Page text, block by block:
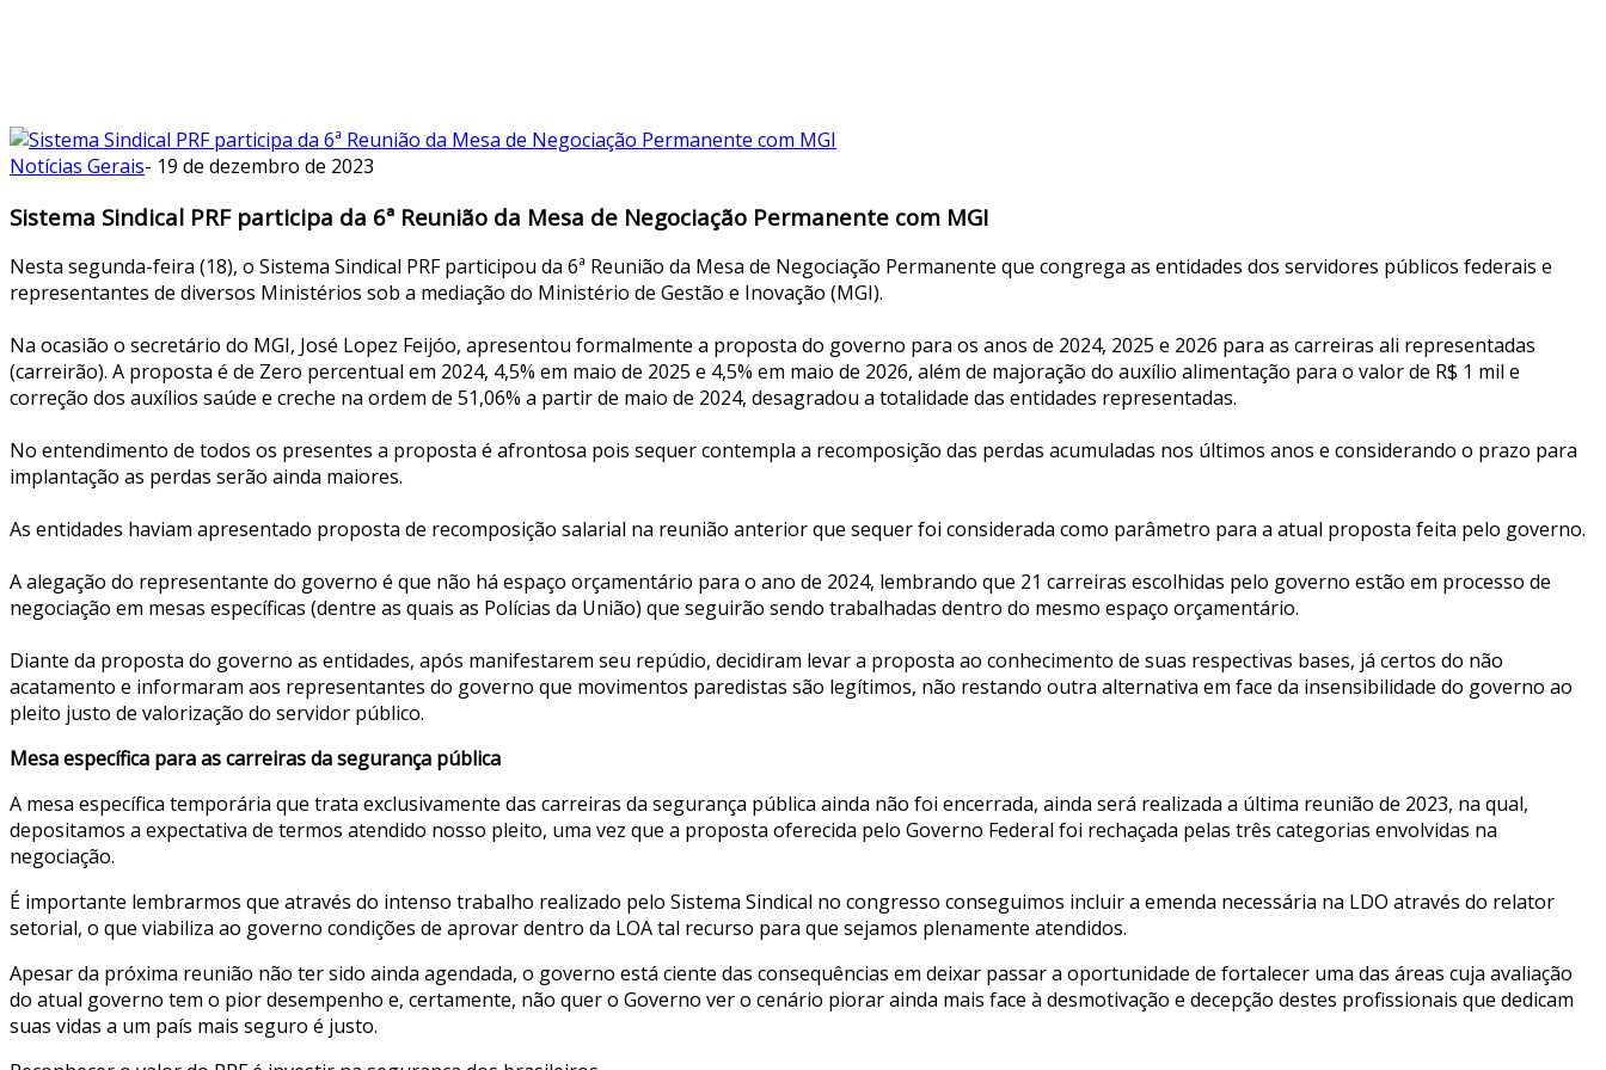
Notícias Gerais- 19 de dezembro de 2023
Sistema Sindical PRF participa da 6ª Reunião da Mesa de Negociação Permanente com MGI
Nesta segunda-feira (18), o Sistema Sindical PRF participou da 6ª Reunião da Mesa de Negociação Permanente que congrega as entidades dos servidores públicos federais e
representantes de diversos Ministérios sob a mediação do Ministério de Gestão e Inovação (MGI).
Na ocasião o secretário do MGI, José Lopez Feijóo, apresentou formalmente a proposta do governo para os anos de 2024, 2025 e 2026 para as carreiras ali representadas
(carreirão). A proposta é de Zero percentual em 2024, 4,5% em maio de 2025 e 4,5% em maio de 2026, além de majoração do auxílio alimentação para o valor de R$ 1 mil e
correção dos auxílios saúde e creche na ordem de 51,06% a partir de maio de 2024, desagradou a totalidade das entidades representadas.
No entendimento de todos os presentes a proposta é afrontosa pois sequer contempla a recomposição das perdas acumuladas nos últimos anos e considerando o prazo para
implantação as perdas serão ainda maiores.
As entidades haviam apresentado proposta de recomposição salarial na reunião anterior que sequer foi considerada como parâmetro para a atual proposta feita pelo governo.
A alegação do representante do governo é que não há espaço orçamentário para o ano de 2024, lembrando que 21 carreiras escolhidas pelo governo estão em processo de
negociação em mesas específicas (dentre as quais as Polícias da União) que seguirão sendo trabalhadas dentro do mesmo espaço orçamentário.
Diante da proposta do governo as entidades, após manifestarem seu repúdio, decidiram levar a proposta ao conhecimento de suas respectivas bases, já certos do não
acatamento e informaram aos representantes do governo que movimentos paredistas são legítimos, não restando outra alternativa em face da insensibilidade do governo ao
pleito justo de valorização do servidor público.
Mesa específica para as carreiras da segurança pública
A mesa específica temporária que trata exclusivamente das carreiras da segurança pública ainda não foi encerrada, ainda será realizada a última reunião de 2023, na qual,
depositamos a expectativa de termos atendido nosso pleito, uma vez que a proposta oferecida pelo Governo Federal foi rechaçada pelas três categorias envolvidas na
negociação.
É importante lembrarmos que através do intenso trabalho realizado pelo Sistema Sindical no congresso conseguimos incluir a emenda necessária na LDO através do relator
setorial, o que viabiliza ao governo condições de aprovar dentro da LOA tal recurso para que sejamos plenamente atendidos.
Apesar da próxima reunião não ter sido ainda agendada, o governo está ciente das consequências em deixar passar a oportunidade de fortalecer uma das áreas cuja avaliação
do atual governo tem o pior desempenho e, certamente, não quer o Governo ver o cenário piorar ainda mais face à desmotivação e decepção destes profissionais que dedicam
suas vidas a um país mais seguro é justo.